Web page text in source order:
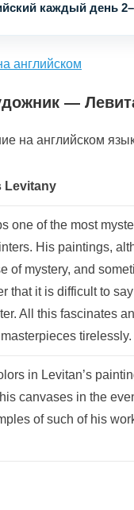
каждый день
английском
—
на английском
Levitany
one of the most
His paintings,
of mystery, and
that it is difficult to
All this fascinates
tirelessly.
in Levitan’s
canvases in the
of such of his